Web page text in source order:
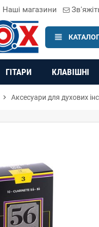
Наші магазини
view_headline
ГІТАРИ КЛАВІШНІ
chevron_right Аксесуари для духових